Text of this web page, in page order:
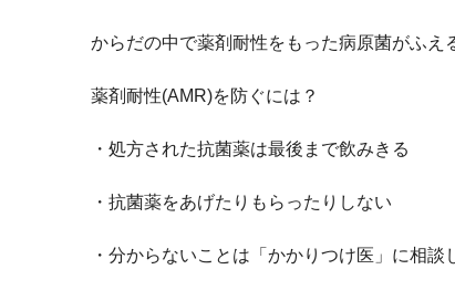
からだの中で薬剤耐性をもった病原菌がふえ
薬剤耐性(AMR)を防ぐには？
・処方された抗菌薬は最後まで飲みきる
・抗菌薬をあげたりもらったりしない
・分からないことは「かかりつけ医」に相談